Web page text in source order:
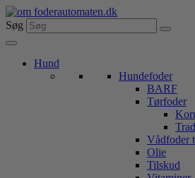
Videre
til
indhold
Søg
Hund
Hundefoder
BARF
Tørfoder
Vådfoder
Olie
Tilskud